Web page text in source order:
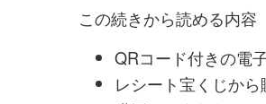
この続きから読める内容
QRコード付きの電
レシート宝くじか